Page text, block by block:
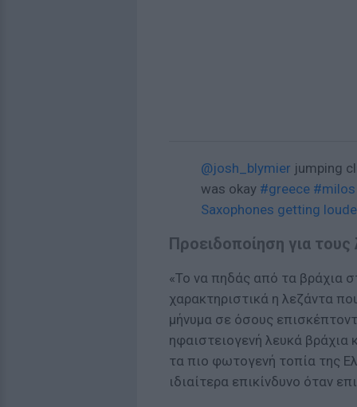
@josh_blymier jumping
was okay #greece #milos
Saxophones getting
Προειδοποίηση για
«Το να πηδάς από τα βράχια
χαρακτηριστικά η λεζάντα
μήνυμα σε όσους
ηφαιστειογενή λευκά βράχια
τα πιο φωτογενή τοπία της
ιδιαίτερα επικίνδυνο όταν